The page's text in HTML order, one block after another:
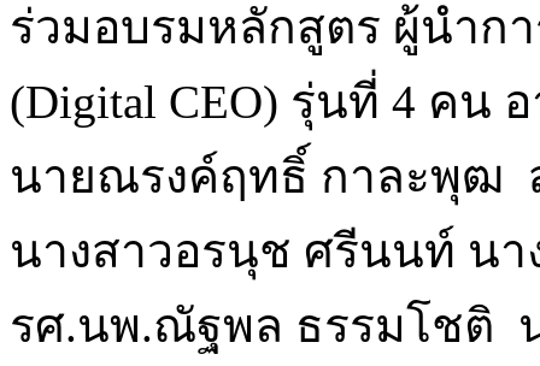
ร่วมอบรมหลักสูตร ผู้นำก
(Digital CEO) รุ่นที่ 4 คน
นายณรงค์ฤทธิ์ กาละพุฒ
นางสาวอรนุช ศรีนนท์ น
รศ.นพ.ณัฐพล ธรรมโชติ